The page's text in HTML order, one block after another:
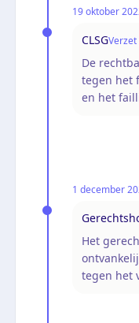
19 oktober
CLSG
De
tegen het
en het
1 december
Het
tegen het